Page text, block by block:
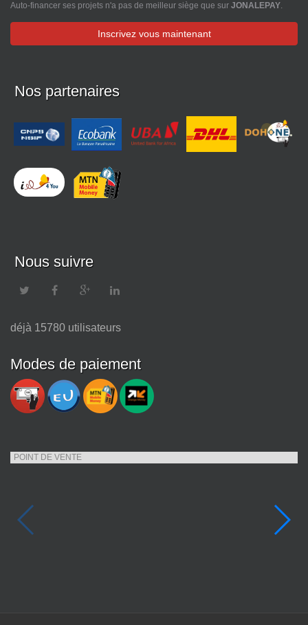
Auto-financer ses projets n'a pas de meilleur siège que sur JONALEPAY.
Inscrivez vous maintenant
Nos partenaires
Nous suivre
déjà 15780 utilisateurs
Modes de paiement
POINT DE VENTE